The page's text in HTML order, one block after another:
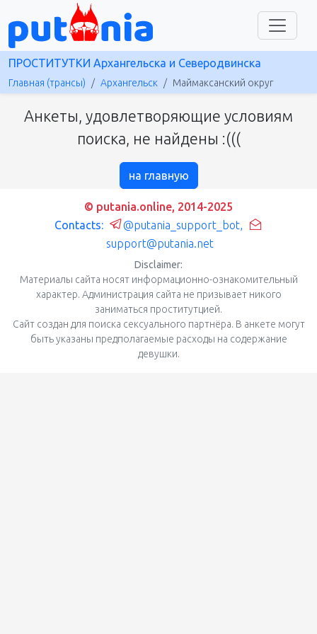
ПРОСТИТУТКИ Архангельска и Северодвинска
Главная (трансы) Архангельск Маймаксанский округ
Анкеты, удовлетворяющие условиям
поиска, не найдены :(((
на главную
© putania.online, 2014-2025
Contacts:
@putania_support_bot,
support@putania.net
Disclaimer:
Материалы сайта носят информационно-ознакомительный
характер. Администрация сайта не призывает никого
заниматься проститутцией.
Сайт создан для поиска сексуального партнёра. В анкете могут
быть указаны предполагаемые расходы на содержание
девушки.